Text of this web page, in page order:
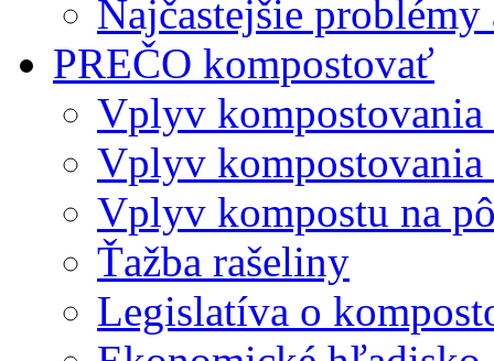
Najčastejšie problémy
PREČO kompostovať
Vplyv kompostovania
Vplyv
Vplyv kompostu na
Ťažba rašeliny
Legislatíva o